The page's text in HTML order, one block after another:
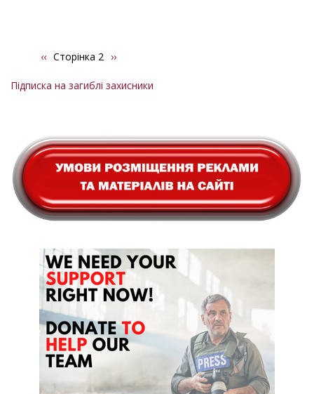
Розбивка
сторінки
Попередня
‹‹ Сторінка 2 Наступна
››
Підписка на загиблі захисники